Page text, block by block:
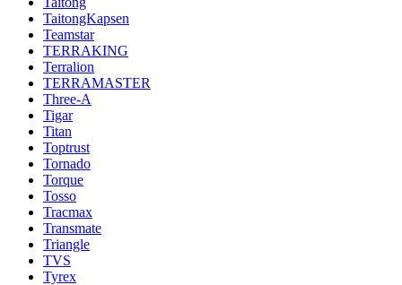
TaitongKapsen
Teamstar
TERRAKING
Terralion
TERRAMASTER
Three-A
Tigar
Titan
Toptrust
Tornado
Torque
Tosso
Tracmax
Transmate
Triangle
TVS
Tyrex